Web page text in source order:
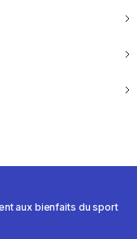
aux bienfaits du sport